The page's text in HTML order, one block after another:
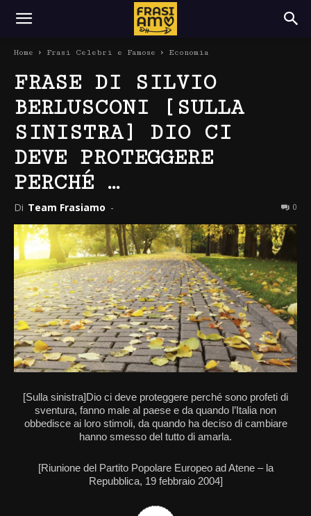
Home Frasi Celebri e Famose Economia
FRASE DI SILVIO
BERLUSCONI [SULLA
SINISTRA] DIO CI
DEVE PROTEGGERE
PERCHÉ …
Di Team Frasiamo - 0
[Sulla sinistra]Dio ci deve proteggere perché sono profeti di
sventura, fanno male al paese e da quando l’Italia non
obbedisce ai loro stimoli, da quando ha deciso di cambiare
hanno smesso del tutto di amarla.
[Riunione del Partito Popolare Europeo ad Atene – la
Repubblica, 19 febbraio 2004]